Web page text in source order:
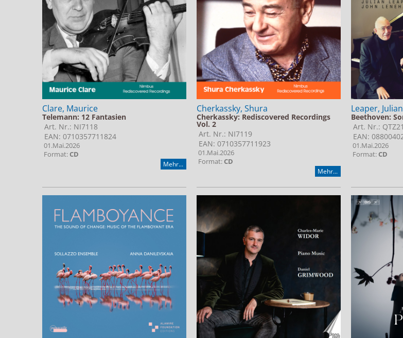
Clare, Maurice
Telemann: 12 Fantasien
Art. Nr.: NI7118
EAN: 0710357711824
01.Mai.2026
Format:CD
Mehr...
Cherkassky, Shura
Cherkassky: Rediscovered Recordings
Vol. 2
Art. Nr.: NI7119
EAN: 0710357711923
01.Mai.2026
Format:CD
Mehr...
Leaper,
Beethoven:
Art. Nr.:
EAN:
01.Mai.2026
Format:CD